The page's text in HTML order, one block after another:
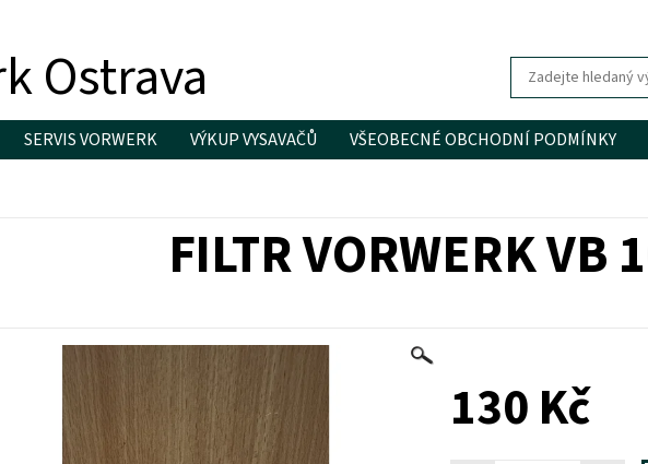
Ostrava
SERVIS VORWERK VÝKUP VYSAVAČŮ VŠEOBECNÉ OBCHODNÍ PODMÍNKY
FILTR VORWERK VB
130 Kč